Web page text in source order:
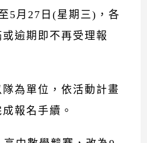
5月27日(星期三)，各
逾期即不再受理報
為單位，依活動計畫
報名手續。